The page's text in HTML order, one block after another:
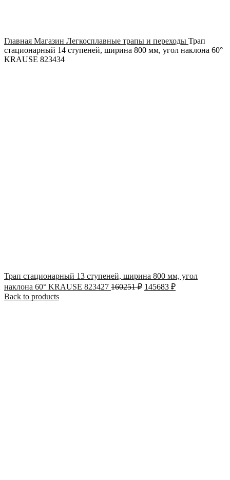
Главная Магазин Легкосплавные трапы и переходы Трап
стационарный 14 ступеней, ширина 800 мм, угол наклона 60°
KRAUSE 823434
Трап стационарный 13 ступеней, ширина 800 мм, угол
наклона 60° KRAUSE 823427 160251₽ 145683 ₽
Back to products